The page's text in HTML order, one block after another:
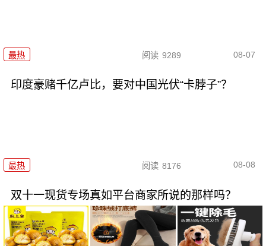
最热 阅读 9289 08-07
印度豪赌千亿卢比，要对中国光伏“卡脖子”？
最热 阅读 8176 08-08
双十一现货专场真如平台商家所说的那样吗？